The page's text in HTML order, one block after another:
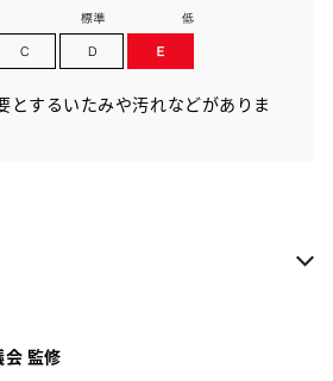
とするいたみや汚れなどがありま
会 監修